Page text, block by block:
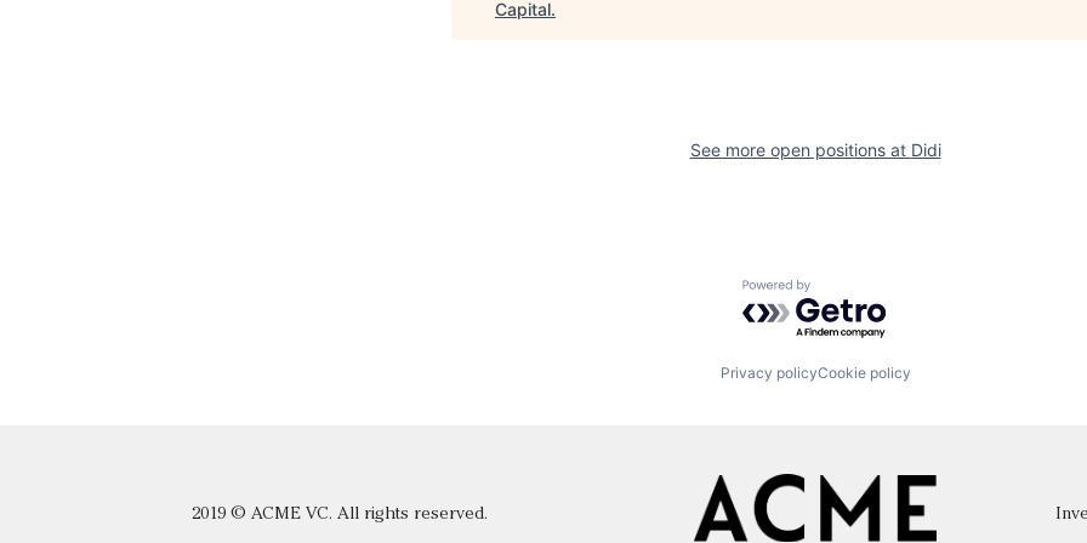
Capital.
See more open positions at Didi
Powered by Getro.com
Privacy policyCookie policy
2019 © ACME VC. All rights reserved.